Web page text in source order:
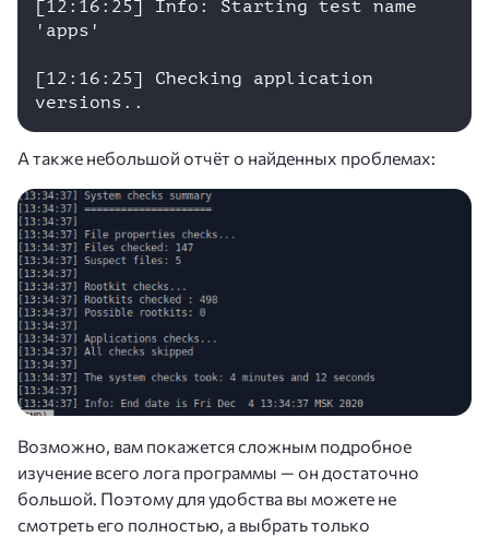
[12:16:25] Info: Starting test name
'apps'
[12:16:25] Checking application
versions..
А также небольшой отчёт о найденных проблемах:
Возможно, вам покажется сложным подробное
изучение всего лога программы — он достаточно
большой. Поэтому для удобства вы можете не
смотреть его полностью, а выбрать только